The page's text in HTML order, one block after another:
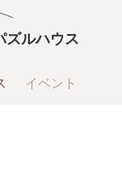
ズルハウス
イベント